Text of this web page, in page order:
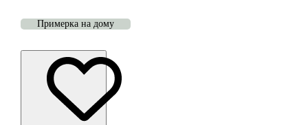
Примерка на дому